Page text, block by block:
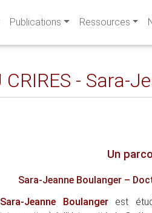
Publications Ressources
CRIRES - Sara-
Un
Sara-Jeanne Boulanger –
Sara-Jeanne Boulangerest